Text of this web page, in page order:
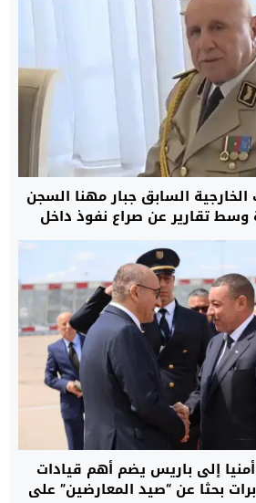
الخارجية السابق جبار مهنا السجن
وسط تقارير عن صراع نفوذ داخل
النظام الجزائري
أمنيا إلى باريس يضم أهم قيادات
بحثا عن “صيد المعارضين” على